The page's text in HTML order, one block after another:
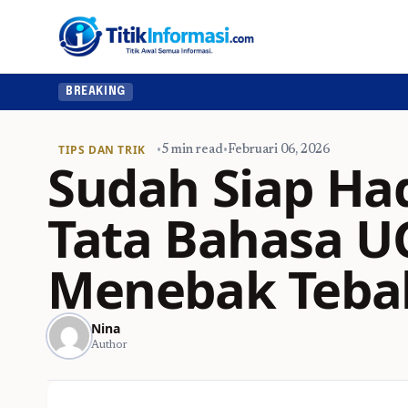
BREAKING
TIPS DAN TRIK •5 min read•Februari 06, 2026
Sudah Siap
Tata Bahasa
Menebak
Nina
Author